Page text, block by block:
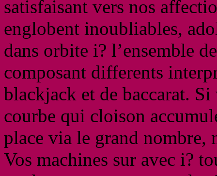
satisfaisant vers nos
englobent inoubliables,
dans orbite i? l’ensemble
composant differents
blackjack et de baccarat.
courbe qui cloison
place via le grand nombre,
Vos machines sur avec i?